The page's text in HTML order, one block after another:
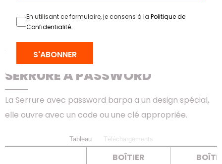
ACCUEIL
SERRURE À PASSWORD
SERRURE À PASSWORD
La Serrure avec password barpa a un design spécial,
elle ouvre avec un code ou une clé appropriée.
Tableau Téléchargements
BOÎTIER
En utilisant ce formulaire, je consens à la Politique de
Confidentialité.
S'ABONNER